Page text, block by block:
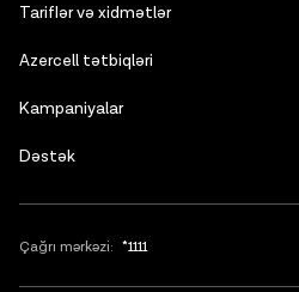
Tariflər və xidmətlər
Azercell tətbiqləri
Kampaniyalar
Dəstək
Çağrı mərkəzi: *1111